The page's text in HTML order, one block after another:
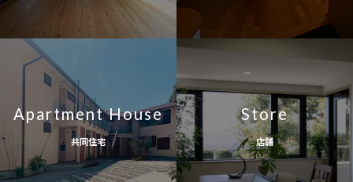
Apartment House
共同住宅
Store
店舗